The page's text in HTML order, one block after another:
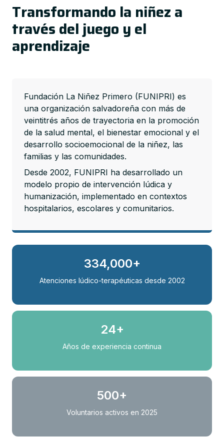
Transformando la niñez a
través del juego y el
aprendizaje
Fundación La Niñez Primero (FUNIPRI) es
una organización salvadoreña con más de
veintitrés años de trayectoria en la promoción
de la salud mental, el bienestar emocional y el
desarrollo socioemocional de la niñez, las
familias y las comunidades.
Desde 2002, FUNIPRI ha desarrollado un
modelo propio de intervención lúdica y
humanización, implementado en contextos
hospitalarios, escolares y comunitarios.
334,000+
Atenciones lúdico-terapéuticas desde 2002
24+
Años de experiencia continua
500+
Voluntarios activos en 2025